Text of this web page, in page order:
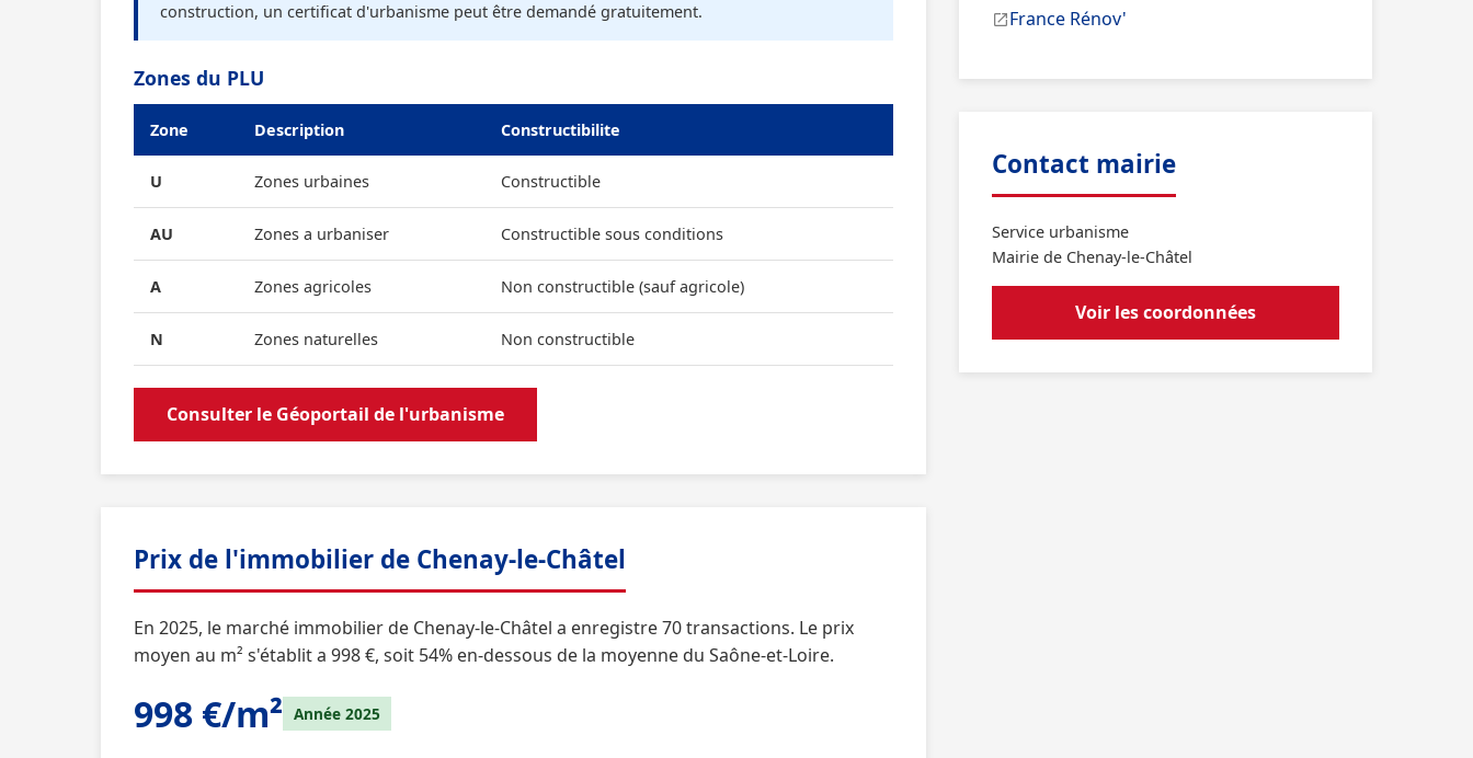
construction, un certificat d'urbanisme peut être demandé gratuitement.
Zones du PLU
Zone Description Constructibilite
U Zones urbaines Constructible
AU Zones a urbaniser Constructible sous conditions
A Zones agricoles Non constructible (sauf agricole)
N Zones naturelles Non constructible
Consulter le Géoportail de l'urbanisme
Prix de l'immobilier de Chenay-le-Châtel
En 2025, le marché immobilier de Chenay-le-Châtel a enregistre 70 transactions. Le prix
moyen au m² s'établit a 998 €, soit 54% en-dessous de la moyenne du Saône-et-Loire.
998 €/m² Année 2025
France Rénov'
Contact mairie
Service urbanisme
Mairie de Chenay-le-Châtel
Voir les coordonnées